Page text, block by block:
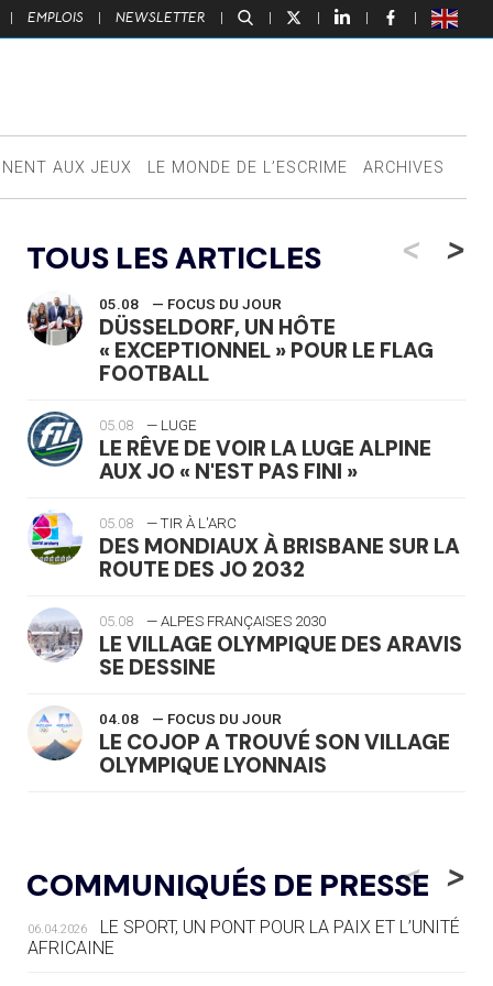
| EMPLOIS | NEWSLETTER | | | | |
AUX JEUX LE MONDE DE L’ESCRIME ARCHIVES
TOUS LES ARTICLES <
05.08 — FOCUS DU JOUR
DÜSSELDORF, UN HÔTE
« EXCEPTIONNEL » POUR LE FLAG
FOOTBALL
05.08 — LUGE
LE RÊVE DE VOIR LA LUGE ALPINE
AUX JO « N'EST PAS FINI »
05.08 — TIR À L'ARC
DES MONDIAUX À BRISBANE SUR LA
ROUTE DES JO 2032
05.08 — ALPES FRANÇAISES 2030
LE VILLAGE OLYMPIQUE DES ARAVIS
SE DESSINE
04.08 — FOCUS DU JOUR
LE COJOP A TROUVÉ SON VILLAGE
OLYMPIQUE LYONNAIS
« L'ALLEMAGNE PEUT DÉMONTRER
COMMENT ORGANISER DES JO
RESPONSABLES »
04.08
>
COMMUNIQUÉS DE PRESSE
<
06.04.2026
LE SPORT, UN PONT POUR LA PAIX ET L’UNITÉ
AFRICAINE
>